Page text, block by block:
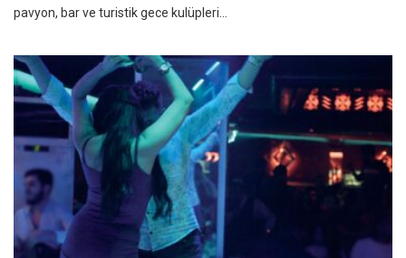
pavyon, bar ve turistik gece kulüpleri…